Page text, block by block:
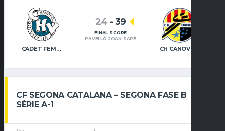
CADET FEMENÍ – CH VILAMAJOR
24 -39
FINAL SCORE
PAVELLÓ JOAN SAPÉ
CF SEGONA CATALANA – SEGONA FASE B
SÈRIE A-1